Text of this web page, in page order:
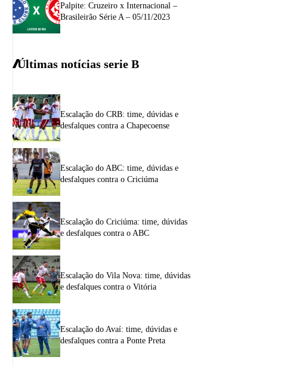
Palpite: Cruzeiro x Internacional –
Brasileirão Série A – 05/11/2023
Últimas notícias serie B
Escalação do CRB: time, dúvidas e
desfalques contra a Chapecoense
Escalação do ABC: time, dúvidas e
desfalques contra o Criciúma
Escalação do Criciúma: time, dúvidas
e desfalques contra o ABC
Escalação do Vila Nova: time, dúvidas
e desfalques contra o Vitória
Escalação do Avaí: time, dúvidas e
desfalques contra a Ponte Preta